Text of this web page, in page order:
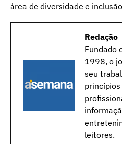
área de diversidade e
Redação
Fundado
1998, o
seu
leitores.